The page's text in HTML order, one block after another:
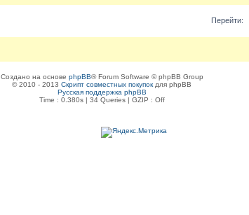
Перейти:
Создано на основе phpBB® Forum Software © phpBB Group
© 2010 - 2013 Скрипт совместных покупок для phpBB
Русская поддержка phpBB
Time : 0.380s | 34 Queries | GZIP : Off